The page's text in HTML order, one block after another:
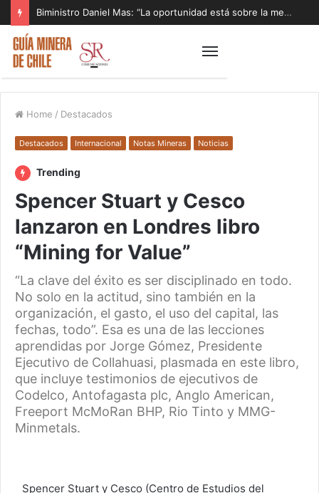
Biministro Daniel Mas: “La oportunidad está sobre la mesa y tenemos que aprovecharla”
Home / Destacados
Destacados Internacional Notas Mineras Noticias
Trending
Spencer Stuart y Cesco
lanzaron en Londres libro
“Mining for Value”
“La clave del éxito es ser disciplinado en todo.
No solo en la actitud, sino también en la
organización, el gasto, el uso del capital, las
fechas, todo”. Esa es una de las lecciones
aprendidas por Jorge Gómez, Presidente
Ejecutivo de Collahuasi, plasmada en este libro,
que incluye testimonios de ejecutivos de
Codelco, Antofagasta plc, Anglo American,
Freeport McMoRan BHP, Rio Tinto y MMG-
Minmetals.
Spencer Stuart y Cesco (Centro de Estudios del